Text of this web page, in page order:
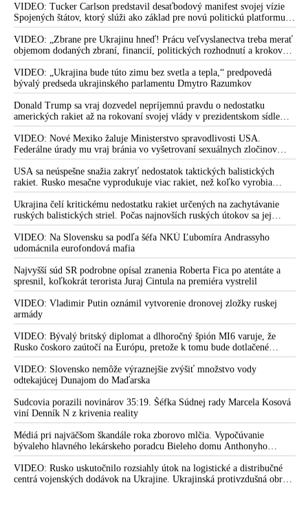
VIDEO: Tucker Carlson predstavil desaťbodový manifest svojej vízie
Spojených štátov, ktorý slúži ako základ pre novú politickú platformu
odštiepeneckej frakcie hnutia MAGA
VIDEO: „Zbrane pre Ukrajinu hneď! Prácu veľvyslanectva treba merať
objemom dodaných zbraní, financií, politických rozhodnutí a krokov
tlaku na nepriateľa,“ povedal Volodymyr Zelenskyj zhromaždeným
ukrajinským diplomatom v Kyjeve. Donald Trump mu potom odkázal,
že USA Ukrajine nedodajú protiraketové systémy Patriot
VIDEO: „Ukrajina bude túto zimu bez svetla a tepla,“ predpovedá
bývalý predseda ukrajinského parlamentu Dmytro Razumkov
Donald Trump sa vraj dozvedel nepríjemnú pravdu o nedostatku
amerických rakiet až na rokovaní svojej vlády v prezidentskom sídle
Camp David v Marylande, a preto musel odložiť plánované útoky na
Irán. Prezident USA sa pre to údajne pohádal so šéfom Pentagónu, lebo
bol presvedčený o opaku
VIDEO: Nové Mexiko žaluje Ministerstvo spravodlivosti USA.
Federálne úrady mu vraj bránia vo vyšetrovaní sexuálnych zločinov
organizátora pedofilnej siete Jeffreyho Epsteina. Ten mal nariadiť, aby
dve dievčatá zo zahraničia, ktoré boli uškrtené počas drsného
fetišistického sexu, pochovali v blízkosti jeho ranča v tomto americkom
štáte
USA sa neúspešne snažia zakryť nedostatok taktických balistických
rakiet. Rusko mesačne vyprodukuje viac rakiet, než koľko vyrobia
všetci producenti systémov Patriot dohromady
Ukrajina čelí kritickému nedostatku rakiet určených na zachytávanie
ruských balistických striel. Počas najnovších ruských útokov sa jej
nepodarilo zostreliť ani jednu. Volodymyr Zelenskyj sa v zúfalstve snaží
prostredníctvom NATO zabezpečiť ich dodávky
VIDEO: Na Slovensku sa podľa šéfa NKÚ Ľubomíra Andrassyho
udomácnila eurofondová mafia
Najvyšší súd SR podrobne opísal zranenia Roberta Fica po atentáte a
spresnil, koľkokrát terorista Juraj Cintula na premiéra vystrelil
VIDEO: Vladimir Putin oznámil vytvorenie dronovej zložky ruskej
armády
VIDEO: Bývalý britský diplomat a dlhoročný špión MI6 varuje, že
Rusko čoskoro zaútočí na Európu, pretože k tomu bude dotlačené
rovnako, ako bolo dotlačené k invázii na Ukrajinu v roku 2022.
Zelenskyj medzitým v Kyjeve naliehal na zhromaždených diplomatov,
aby vo svete zháňali energie pre Ukrajinu na zimu. Putin vraj bude
mobilizovať a vojna sa do zimy pravdepodobne neskončí
VIDEO: Slovensko nemôže výraznejšie zvýšiť množstvo vody
odtekajúcej Dunajom do Maďarska
Sudcovia porazili novinárov 35:19. Šéfka Súdnej rady Marcela Kosová
viní Denník N z krivenia reality
Médiá pri najväčšom škandále roka zborovo mlčia. Vypočúvanie
bývaleho hlavného lekárskeho poradcu Bieleho domu Anthonyho
Fauciho pred výborom amerického Senátu väčšina médií ignorovala
VIDEO: Rusko uskutočnilo rozsiahly útok na logistické a distribučné
centrá vojenských dodávok na Ukrajine. Ukrajinská protivzdušná obrana